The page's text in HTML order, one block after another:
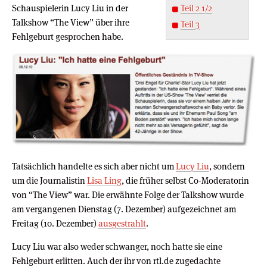
Teil 2 1/2
Teil 3
Schauspielerin Lucy Liu in der
Talkshow “The View” über ihre
Fehlgeburt gesprochen habe.
Tatsächlich handelte es sich aber nicht umLucy Liu, sondern
um die JournalistinLisa Ling, die früher selbst Co-Moderatorin
von “The View” war. Die erwähnte Folge der Talkshow wurde
am vergangenen Dienstag (7. Dezember) aufgezeichnet am
Freitag (10. Dezember) ausgestrahlt.
Lucy Liu war also weder schwanger, noch hatte sie eine
Fehlgeburt erlitten. Auch der ihr von rtl.de zugedachte